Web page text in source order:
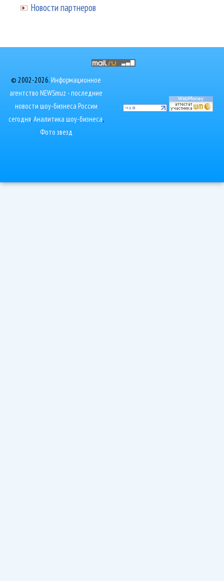
Новости партнеров
© 2002-2026.Информационное
агентство NEWSmuz - последние
новости шоу-бизнеса России
сегодня.Аналитика шоу-бизнеса,
Фото звезд